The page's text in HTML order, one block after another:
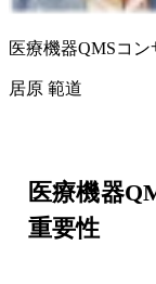
医療機器QMSコン
居原 範道
医療機器
重要性